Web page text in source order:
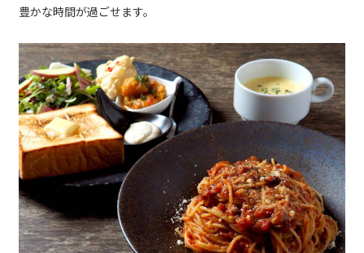
豊かな時間が過ごせます。